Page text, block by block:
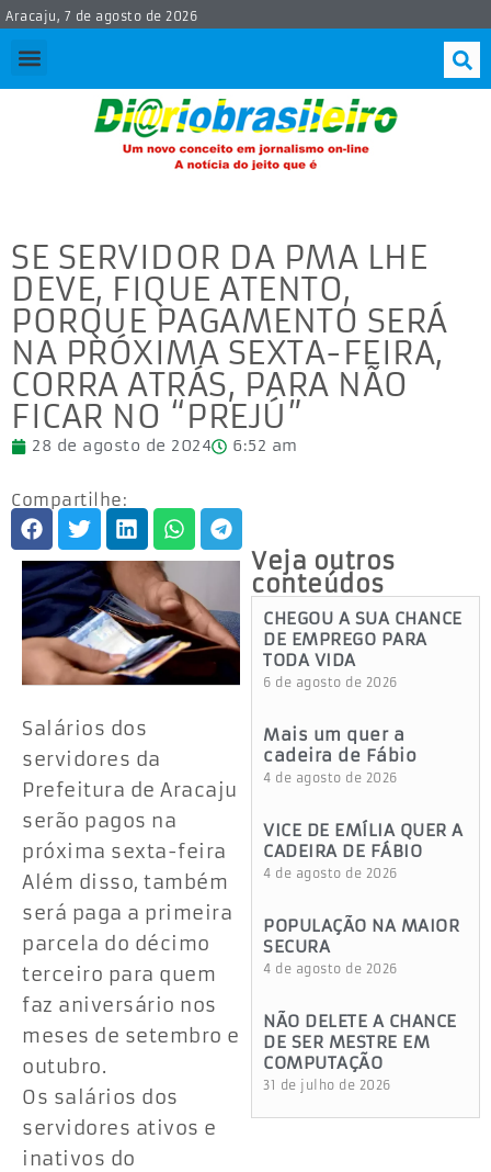
Aracaju, 7 de agosto de 2026
SE SERVIDOR DA PMA LHE
DEVE, FIQUE ATENTO,
PORQUE PAGAMENTO SERÁ
NA PRÓXIMA SEXTA-FEIRA,
CORRA ATRÁS, PARA NÃO
FICAR NO “PREJÚ”
28 de agosto de 2024 6:52 am
Compartilhe:
Salários dos
servidores da
Prefeitura de Aracaju
serão pagos na
próxima sexta-feira
Além disso, também
será paga a primeira
parcela do décimo
terceiro para quem
faz aniversário nos
meses de setembro e
outubro.
Os salários dos
servidores ativos e
inativos do
Veja outros
conteúdos
CHEGOU A SUA CHANCE
DE EMPREGO PARA
TODA VIDA
6 de agosto de 2026
Mais um quer a
cadeira de Fábio
4 de agosto de 2026
VICE DE EMÍLIA QUER A
CADEIRA DE FÁBIO
4 de agosto de 2026
POPULAÇÃO NA MAIOR
SECURA
4 de agosto de 2026
NÃO DELETE A CHANCE
DE SER MESTRE EM
COMPUTAÇÃO
31 de julho de 2026